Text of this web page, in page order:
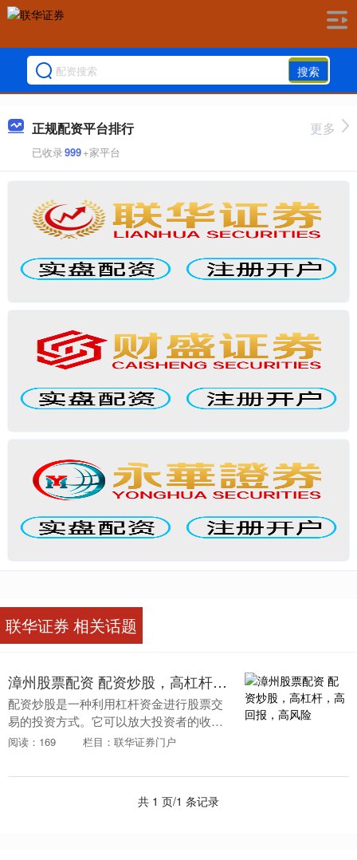
搜索
正规配资平台排行
已收录999+家平台
更多
联华证券 相关话题
漳州股票配资 配资炒股，高杠杆，高回报，高风险
配资炒股是一种利用杠杆资金进行股票交
易的投资方式。它可以放大投资者的收益
漳州股票配资，但同时也会放大风险。 1.
台应该具备....
阅读：169 栏目：联华证券门户
共 1 页/1 条记录